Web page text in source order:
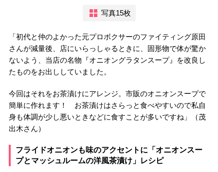
写真15枚
「初代と仲のよかった元プロボクサーのファイティング原田
さんが減量後、店にいらっしゃるときに、固形物で体が驚か
ないよう、当店の名物『オニオングラタンスープ』を改良し
たものをお出ししていました。
今回はそれをお茶漬けにアレンジ。市販のオニオンスープで
簡単に作れます！ お茶漬けはさらっと食べやすいので私自
身も体調が少し悪いときなどに食すことが多いですね」（茂
出木さん）
フライドオニオンも味のアクセントに「オニオンスー
プとマッシュルームの洋風茶漬け」レシピ